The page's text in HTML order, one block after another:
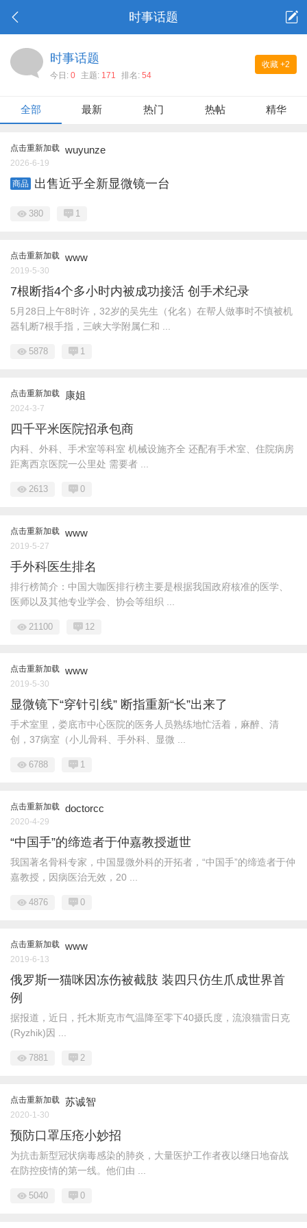
时事话题
收藏 +2
时事话题
今日: 0 主题: 171 排名: 54
全部 最新 热门 热帖 精华
点击重新加载 wuyunze
2026-6-19
商品 出售近乎全新显微镜一台
380 1
点击重新加载 www
2019-5-30
7根断指4个多小时内被成功接活 创手术纪录
5月28日上午8时许，32岁的吴先生（化名）在帮人做事时不慎被机
器轧断7根手指，三峡大学附属仁和 ...
5878 1
点击重新加载 康姐
2024-3-7
四千平米医院招承包商
内科、外科、手术室等科室 机械设施齐全 还配有手术室、住院病房
距离西京医院一公里处 需要者 ...
2613 0
点击重新加载 www
2019-5-27
手外科医生排名
排行榜简介：中国大咖医排行榜主要是根据我国政府核准的医学、
医师以及其他专业学会、协会等组织 ...
21100 12
点击重新加载 www
2019-5-30
显微镜下“穿针引线” 断指重新“长”出来了
手术室里，娄底市中心医院的医务人员熟练地忙活着，麻醉、清
创，37病室（小儿骨科、手外科、显微 ...
6788 1
点击重新加载 doctorcc
2020-4-29
“中国手”的缔造者于仲嘉教授逝世
我国著名骨科专家，中国显微外科的开拓者，“中国手”的缔造者于仲
嘉教授，因病医治无效，20 ...
4876 0
点击重新加载 www
2019-6-13
俄罗斯一猫咪因冻伤被截肢 装四只仿生爪成世界首
例
据报道，近日，托木斯克市气温降至零下40摄氏度，流浪猫雷日克
(Ryzhik)因 ...
7881 2
点击重新加载 苏诚智
2020-1-30
预防口罩压疮小妙招
为抗击新型冠状病毒感染的肺炎，大量医护工作者夜以继日地奋战
在防控疫情的第一线。他们由 ...
5040 0